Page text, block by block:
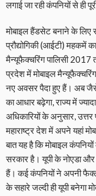
लगाई जा रही कंपनियों से ही
मोबाइल हैंडसेट बनाने के लिए
प्रौद्योगिकी (आईटी)
मैन्यूफैक्चरिंग पालिसी 2017
प्रदेश में मोबाइल
नए अवसर पैदा हुए हैं। अब
का आधार बढ़ेगा, राज्य में
अधिकारियों के अनुसार,
महाराष्ट्र देश में अपने यहां
बात यह है कि मोबाइल
सरकार है। यूपी के नोएडा और
हैं। कई कंपनियों ने अपनी
के सहारे जल्दी ही यूपी बनेगा